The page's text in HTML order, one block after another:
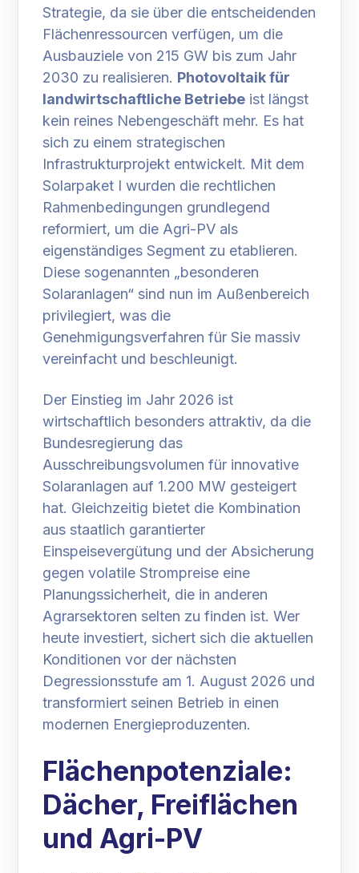
Strategie, da sie über die entscheidenden
Flächenressourcen verfügen, um die
Ausbauziele von 215 GW bis zum Jahr
2030 zu realisieren. Photovoltaik für
landwirtschaftliche Betriebe ist längst
kein reines Nebengeschäft mehr. Es hat
sich zu einem strategischen
Infrastrukturprojekt entwickelt. Mit dem
Solarpaket I wurden die rechtlichen
Rahmenbedingungen grundlegend
reformiert, um die Agri-PV als
eigenständiges Segment zu etablieren.
Diese sogenannten „besonderen
Solaranlagen“ sind nun im Außenbereich
privilegiert, was die
Genehmigungsverfahren für Sie massiv
vereinfacht und beschleunigt.
Der Einstieg im Jahr 2026 ist
wirtschaftlich besonders attraktiv, da die
Bundesregierung das
Ausschreibungsvolumen für innovative
Solaranlagen auf 1.200 MW gesteigert
hat. Gleichzeitig bietet die Kombination
aus staatlich garantierter
Einspeisevergütung und der Absicherung
gegen volatile Strompreise eine
Planungssicherheit, die in anderen
Agrarsektoren selten zu finden ist. Wer
heute investiert, sichert sich die aktuellen
Konditionen vor der nächsten
Degressionsstufe am 1. August 2026 und
transformiert seinen Betrieb in einen
modernen Energieproduzenten.
Flächenpotenziale:
Dächer, Freiflächen
und Agri-PV